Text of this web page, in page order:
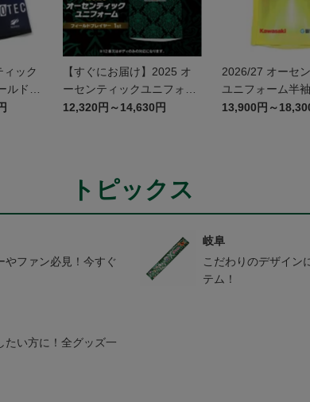
ィック
ドプ
~岐阜
【すぐにお届け】2025 オ
ーセンティックユニフォー
ム FP1st
12,320円～14,630円
2026/27 オーセ
ユニフォーム半
13,900円～
トピックス
やファン必見！今すぐ
岐阜
こだわりのデザイン
テム！
たい方に！全グッズ一